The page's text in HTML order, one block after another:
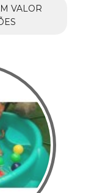
VALOR